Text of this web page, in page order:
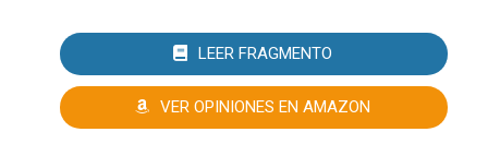
LEER FRAGMENTO
VER OPINIONES EN AMAZON